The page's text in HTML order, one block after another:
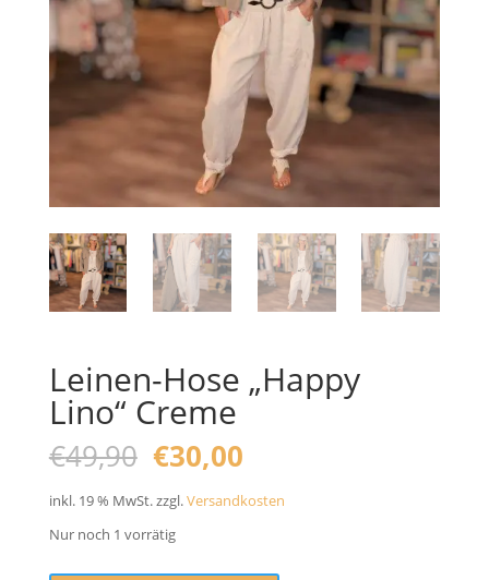
Leinen-Hose „Happy
Lino“ Creme
€49,90 Ursprünglicher
Preis
war:
€49,90
€30,00Aktueller
ist:
inkl. 19 % MwSt.zzgl.Versandkosten
Nur noch 1 vorrätig